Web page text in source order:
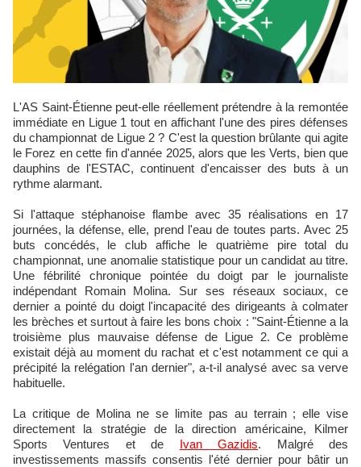
L'AS Saint-Étienne peut-elle réellement prétendre à la remontée
immédiate en Ligue 1 tout en affichant l'une des pires défenses
du championnat de Ligue 2 ? C'est la question brûlante qui agite
le Forez en cette fin d'année 2025, alors que les Verts, bien que
dauphins de l'ESTAC, continuent d'encaisser des buts à un
rythme alarmant.
Si l'attaque stéphanoise flambe avec 35 réalisations en 17
journées, la défense, elle, prend l'eau de toutes parts. Avec 25
buts concédés, le club affiche le quatrième pire total du
championnat, une anomalie statistique pour un candidat au titre.
Une fébrilité chronique pointée du doigt par le journaliste
indépendant Romain Molina. Sur ses réseaux sociaux, ce
dernier a pointé du doigt l'incapacité des dirigeants à colmater
les brèches et surtout à faire les bons choix : "Saint-Étienne a la
troisième plus mauvaise défense de Ligue 2. Ce problème
existait déjà au moment du rachat et c'est notamment ce qui a
précipité la relégation l'an dernier", a-t-il analysé avec sa verve
habituelle.
La critique de Molina ne se limite pas au terrain ; elle vise
directement la stratégie de la direction américaine, Kilmer
Sports Ventures et de Ivan Gazidis. Malgré des
investissements massifs consentis l'été dernier pour bâtir un